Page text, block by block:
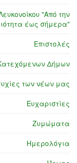
"Από την
έως σήμερα"
Επιστολές
Δήμων
των νέων μας
Ευχαριστίες
Ζυμώματα
Ημερολόγια